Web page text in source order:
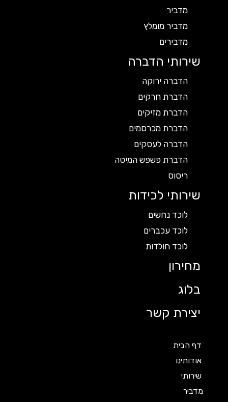
מדביר
מדביר מומלץ
מדבירים
שירותי הדברה
הדברה ירוקה
הדברת חרקים
הדברת מזיקים
הדברת מכרסמים
הדברה לעסקים
הדברת פשפש המיטה
ריסוס
שירותי לכידות
לוכד נחשים
לוכד עכברים
לוכד חולדות
מחירון
בלוג
יצירת קשר
דף הבית
אודותינו
שירותי
מדביר